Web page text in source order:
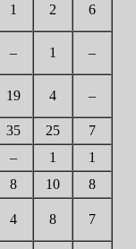
1 2 6
– 1 –
19 4 –
35 25
7
– 1
1
8 10
8
4 8 7